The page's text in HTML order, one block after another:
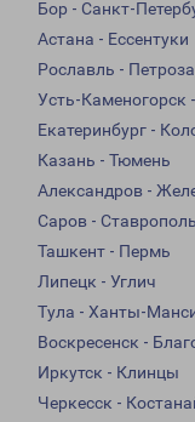
Бор - Санкт-
Астана - Ессентуки
Рославль -
Усть-Каменогорск
Екатеринбург -
Казань - Тюмень
Александров -
Саров - Ставрополь
Ташкент - Пермь
Липецк - Углич
Тула - Ханты-
Воскресенск -
Иркутск - Клинцы
Черкесск -